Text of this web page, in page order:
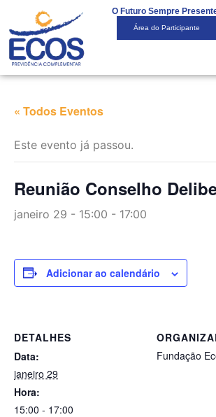
O Futuro Sempre
Área do Participante
« Todos Eventos
Este evento já passou.
Reunião Conselho
janeiro 29 - 15:00 - 17:00
Adicionar ao calendário
DETALHES
Data:
janeiro 29
Hora:
15:00 - 17:00
Fundação